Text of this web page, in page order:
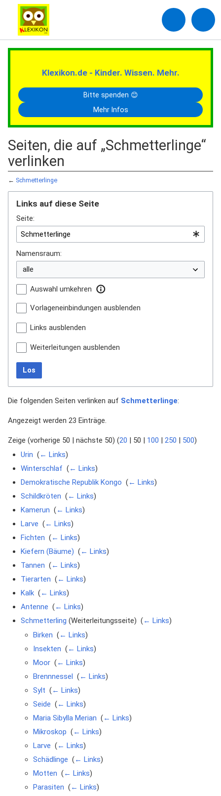
Klexikon.de - Kinder. Wissen. Mehr.
Bitte spenden 😊
Mehr Infos
Seiten, die auf „Schmetterlinge“
verlinken
← Schmetterlinge
Links auf diese Seite
Seite:
Namensraum:
Auswahl umkehren
Vorlageneinbindungen ausblenden
Links ausblenden
Weiterleitungen ausblenden
Los
Die folgenden Seiten verlinken auf Schmetterlinge:
Angezeigt werden 23 Einträge.
Zeige (vorherige 50 nächste 50) (20 50 100 250 500)
Urin (← Links)
Winterschlaf (← Links)
Demokratische Republik Kongo (← Links)
Schildkröten (← Links)
Kamerun (← Links)
Larve (← Links)
Fichten (← Links)
Kiefern (Bäume) (← Links)
Tannen (← Links)
Tierarten (← Links)
Kalk‎ (← Links)
Antenne (← Links)
Schmetterling (Weiterleitungsseite) ‎ (← Links)
Birken ‎(← Links)
Insekten ‎(← Links)
Moor ‎(← Links)
Brennnessel ‎(← Links)
Sylt ‎(← Links)
Seide ‎(← Links)
Maria Sibylla Merian ‎(← Links)
Mikroskop ‎(← Links)
Larve ‎(← Links)
Schädlinge ‎(← Links)
Motten ‎(← Links)
Parasiten ‎(← Links)